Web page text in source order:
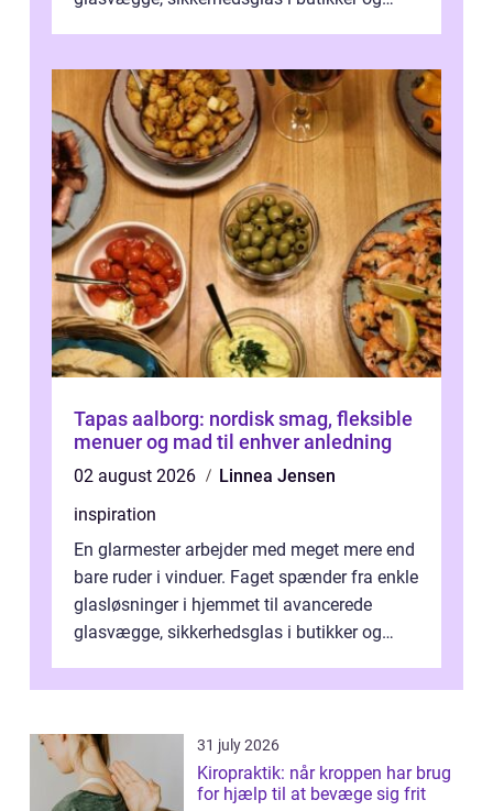
Tapas aalborg: nordisk smag, fleksible
menuer og mad til enhver anledning
02 august 2026
Linnea Jensen
inspiration
En glarmester arbejder med meget mere end
bare ruder i vinduer. Faget spænder fra enkle
glasløsninger i hjemmet til avancerede
glasvægge, sikkerhedsglas i butikker og
31 july 2026
Kiropraktik: når kroppen har brug
for hjælp til at bevæge sig frit